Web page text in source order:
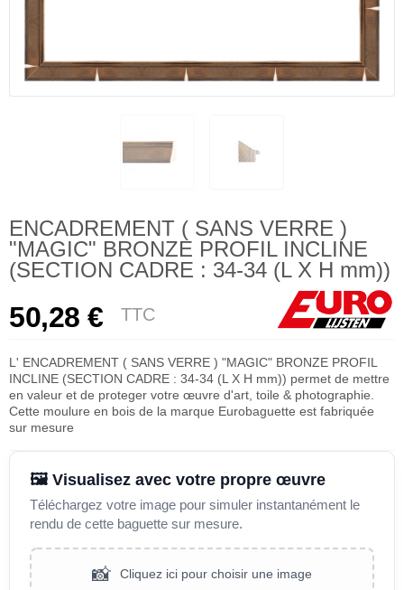
ENCADREMENT ( SANS VERRE )
"MAGIC" BRONZE PROFIL INCLINE
(SECTION CADRE : 34-34 (L X H mm))
50,28 € TTC
L' ENCADREMENT ( SANS VERRE ) "MAGIC" BRONZE PROFIL
INCLINE (SECTION CADRE : 34-34 (L X H mm)) permet de mettre
en valeur et de proteger votre œuvre d'art, toile & photographie.
Cette moulure en bois de la marque Eurobaguette est fabriquée
sur mesure
🖼️ Visualisez avec votre propre œuvre
Téléchargez votre image pour simuler instantanément le
rendu de cette baguette sur mesure.
📸 Cliquez ici pour choisir une image